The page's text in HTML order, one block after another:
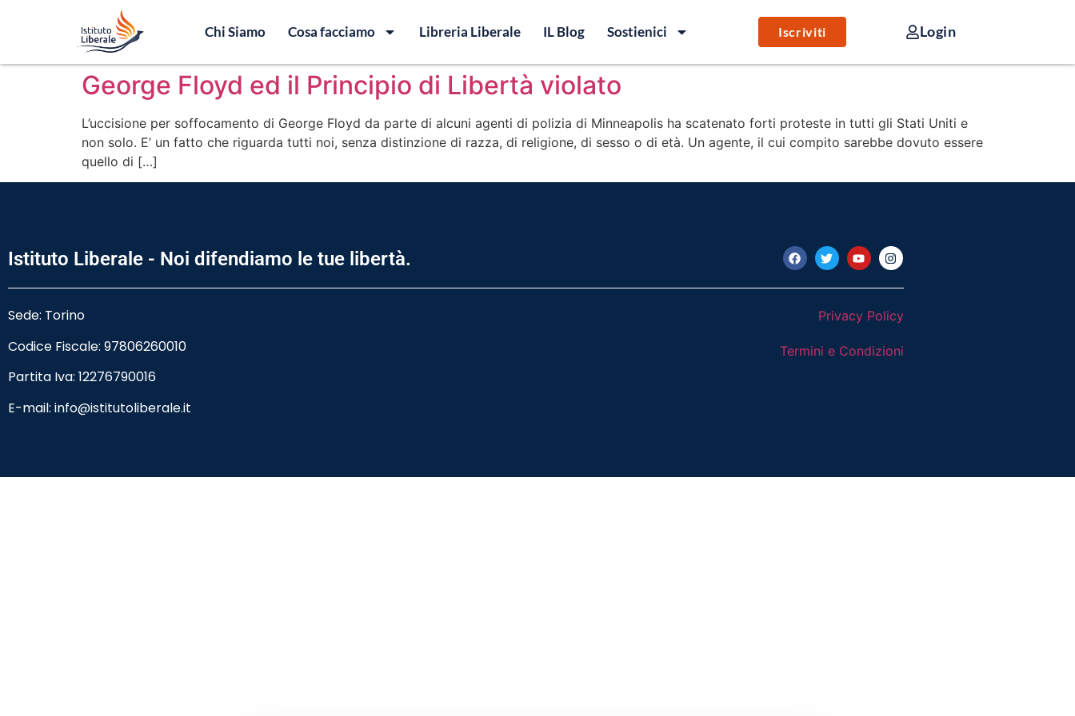
Chi Siamo Cosa facciamo Libreria Liberale IL Blog Sostienici Iscriviti Login
George Floyd ed il Principio di Libertà violato
L’uccisione per soffocamento di George Floyd da parte di alcuni agenti di polizia di Minneapolis ha scatenato forti proteste in tutti gli Stati Uniti e
non solo. E’ un fatto che riguarda tutti noi, senza distinzione di razza, di religione, di sesso o di età. Un agente, il cui compito sarebbe dovuto essere
quello di […]
Istituto Liberale - Noi difendiamo le tue libertà.
Sede: Torino
Codice Fiscale: 97806260010
Partita Iva: 12276790016
E-mail: info@istitutoliberale.it
Privacy Policy
Termini e Condizioni